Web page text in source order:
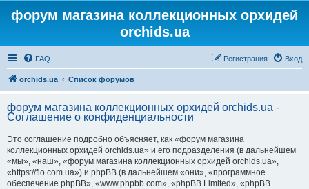
форум магазина коллекционных орхидей
orchids.ua
FAQ Вход
Регистрация
orchids.ua Список форумов
форум магазина коллекционных орхидей orchids.ua -
Соглашение о конфиденциальности
Это соглашение подробно объясняет, как «форум магазина
коллекционных орхидей orchids.ua» и его подразделения (в дальнейшем
«мы», «наш», «форум магазина коллекционных орхидей orchids.ua»,
«https://flo.com.ua») и phpBB (в дальнейшем «они», «программное
обеспечение phpBB», «www.phpbb.com», «phpBB Limited», «phpBB